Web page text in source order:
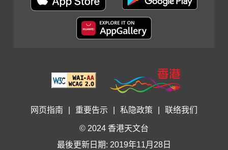
网页指南 重要告示 私隐政策 联络我们
© 2024 香港天文台
最後更新日期: 2019年11月28日